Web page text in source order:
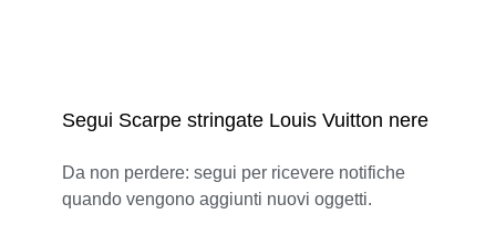
Segui Scarpe stringate Louis Vuitton nere
Da non perdere: segui per ricevere notifiche
quando vengono aggiunti nuovi oggetti.